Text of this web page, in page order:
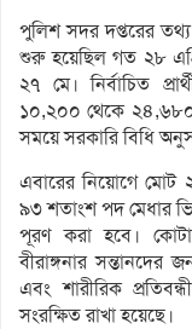
পুলিশ সদর দপ্তরের
শুরু হয়েছিল গত ২৮
২৭ মে। নির্বাচিত
১০,২০০ থেকে ২৪,৬৮০
সময়ে সরকারি বিধি
এবারের নিয়োগে মোট
৯৩ শতাংশ পদ মেধার
পূরণ করা হবে।
বীরাঙ্গনার সন্তানদের
এবং শারীরিক
সংরক্ষিত রাখা হয়েছে।